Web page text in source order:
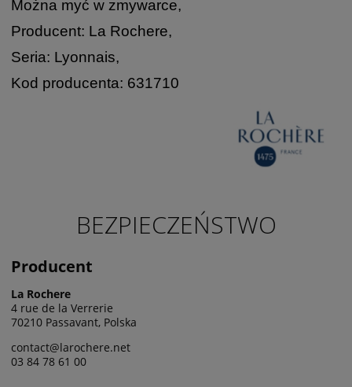
Można myć w zmywarce,
Producent: La Rochere,
Seria: Lyonnais,
Kod producenta: 631710
BEZPIECZEŃSTWO
Producent
La Rochere
4 rue de la Verrerie
70210 Passavant, Polska
contact@larochere.net
03 84 78 61 00